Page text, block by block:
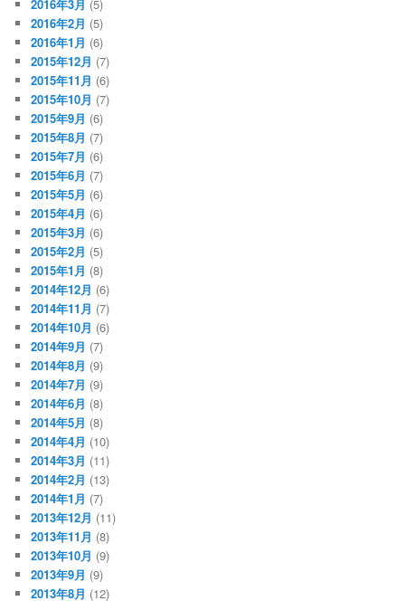
2016年3月 (5)
2016年2月 (5)
2016年1月 (6)
2015年12月 (7)
2015年11月 (6)
2015年10月 (7)
2015年9月 (6)
2015年8月 (7)
2015年7月 (6)
2015年6月 (7)
2015年5月 (6)
2015年4月 (6)
2015年3月 (6)
2015年2月 (5)
2015年1月 (8)
2014年12月 (6)
2014年11月 (7)
2014年10月 (6)
2014年9月 (7)
2014年8月 (9)
2014年7月 (9)
2014年6月 (8)
2014年5月 (8)
2014年4月 (10)
2014年3月 (11)
2014年2月 (13)
2014年1月 (7)
2013年12月 (11)
2013年11月 (8)
2013年10月 (9)
2013年9月 (9)
2013年8月 (12)